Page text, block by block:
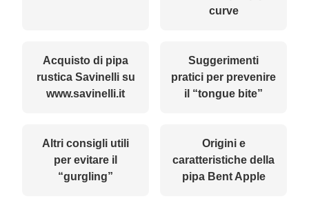
curve
Acquisto di pipa
rustica Savinelli su
www.savinelli.it
Suggerimenti
pratici per prevenire
il “tongue bite”
Altri consigli utili
per evitare il
“gurgling”
Origini e
caratteristiche della
pipa Bent Apple